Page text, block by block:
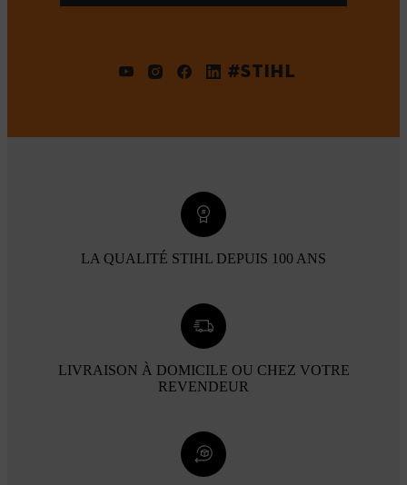
#STIHL
LA QUALITÉ STIHL DEPUIS 100 ANS
LIVRAISON À DOMICILE OU CHEZ VOTRE
REVENDEUR